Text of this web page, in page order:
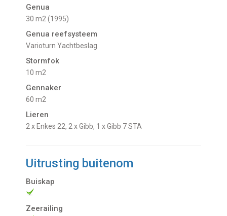
Genua
30 m2 (1995)
Genua reefsysteem
Varioturn Yachtbeslag
Stormfok
10 m2
Gennaker
60 m2
Lieren
2 x Enkes 22, 2 x Gibb, 1 x Gibb 7 STA
Uitrusting buitenom
Buiskap
Zeerailing